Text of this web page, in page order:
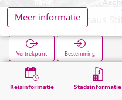
Reisinformatie Stadsinformatie
Aachen, Parkhaus
Vertrekpunt Bestemming
Mobiliteit Parkeergarages (overige)
Meer informatie